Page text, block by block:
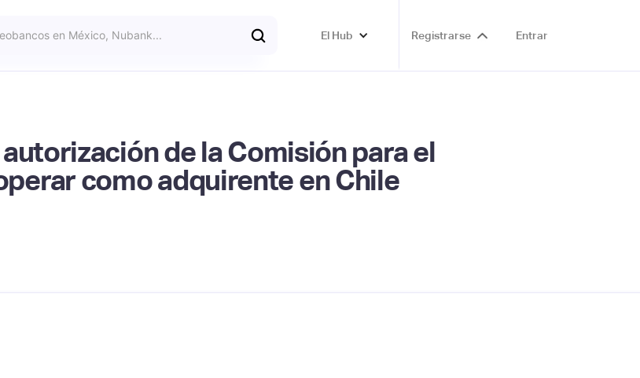
El Hub Registrarse Entrar
de la Comisión para el
como adquirente en Chile